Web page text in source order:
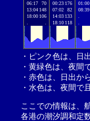
06:17
70
13:04 148
18:00 106
00:23 176
07:02
82
14:03 133
18:10 118
01:00
08:39
・ピンク色は、日
・黄緑色は、夜間
・赤色は、日出か
・水色は、夜間で
ここでの情報は、
各港の潮汐調和定